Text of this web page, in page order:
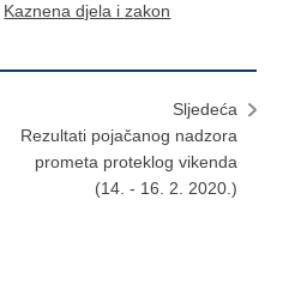
Kaznena djela i zakon
Sljedeća
Rezultati pojačanog nadzora
prometa proteklog vikenda
(14. - 16. 2. 2020.)